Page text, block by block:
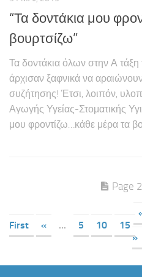
“Τα δοντάκια μου
βουρτσίζω”
Τα δοντάκια όλων στην Α
άρχισαν ξαφνικά να
συζήτησης! Έτσι, λοιπόν,
Αγωγής Υγείας-Στοματικής
μου φροντίζω…κάθε μέρα τα
Page
First
« ... 5 10 15
»